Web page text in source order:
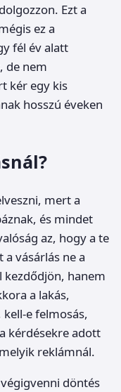
Ezt a
ez a
fél év alatt
de nem
kér egy kis
hosszú éveken
mert a
és mindet
az, hogy a te
vásárlás ne a
kezdődjön, hanem
a lakás,
e felmosás,
kérdésekre adott
reklámnál.
döntés